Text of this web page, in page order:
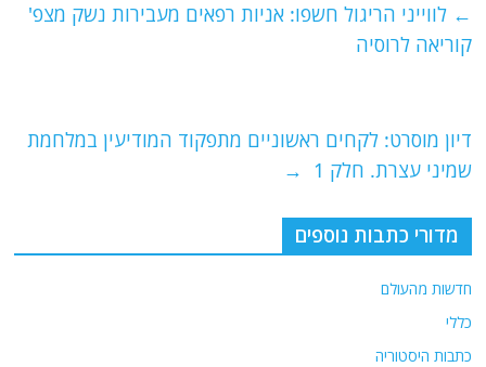
s
A
g
ra
l
er
e
k
← לווייני הריגול חשפו: אניות רפאים מעבירות נשק מצפ'
קוריאה לרוסיה
דיון מוסרט: לקחים ראשוניים מתפקוד המודיעין במלחמת
שמיני עצרת. חלק 1
→
מדורי כתבות נוספים
חדשות מהעולם
כללי
כתבות היסטוריה